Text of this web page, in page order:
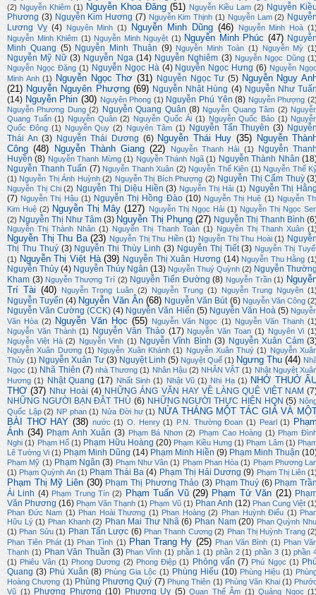
(2) Nguyễn Khiêm (1) Nguyễn Khoa Đăng (51) Nguyễn Kiều Lam (2) Nguyễn
Phương (3) Nguyễn Kim Hương (7) Nguyễn Kim Thịnh (1) Nguyễn Lam (2)
Lương Vỵ (4) Nguyên Minh (1) Nguyễn Minh Dũng (46) Nguyễn Minh Hoà
Nguyễn Minh Khiêm (1) Nguyễn Minh Nguyệt (1) Nguyễn Minh Phúc (47)
Minh Quang (5) Nguyễn Minh Thuận (9) Nguyễn Minh Toàn (1) Nguyễn Mỳ
Nguyễn Mỹ Nữ (3) Nguyễn Nga (14) Nguyễn Nghiêm (3) Nguyễn Ngọc Dũng
Nguyễn Ngọc Đặng (1) Nguyễn Ngọc Hà (4) Nguyễn Ngọc Hưng (6) Nguyễn
Minh Anh (1) Nguyễn Ngọc Thơ (31) Nguyễn Ngọc Tư (5) Nguyễn Nguy
(21) Nguyễn Nguyên Phượng (69) Nguyễn Nhật Hùng (4) Nguyễn Như
(14) Nguyễn Phin (30) Nguyên Phong (1) Nguyễn Phú Yên (8) Nguyễn Phượng
Nguyễn Phương Dung (2) Nguyễn Quang Quân (8) Nguyễn Quang Tâm (2)
Quang Tuấn (1) Nguyễn Quân (2) Nguyễn Quốc Ái (1) Nguyễn Quốc Bảo (1)
Quốc Đông (1) Nguyễn Quy (2) Nguyên Tâm (1) Nguyễn Tấn Thuyên (3)
Thái An (3) Nguyễn Thái Dương (6) Nguyễn Thái Huy (35)
Nguyễn
Công (48) Nguyễn Thành Giang (22) Nguyễn Thanh Hải (1)
Nguyễn
Huyền (8) Nguyễn Thanh Mừng (1) Nguyễn Thánh Ngã (1) Nguyễn Thành Nhân
Nguyễn Thanh Tuấn (7) Nguyễn Thanh Xuân (2) Nguyễn Thế Kiên (1) Nguyễn Thế
(1) Nguyễn Thị Ánh Huỳnh (2) Nguyễn Thị Bích Phượng (2) Nguyễn Thị Cẩm Thuỳ
Nguyễn Thị Chi (2) Nguyễn Thị Diệu Hiền (3) Nguyễn Thị Hải (1) Nguyễn Thị
(7) Nguyễn Thị Hậu (1) Nguyễn Thị Hồng Đào (10) Nguyễn Thị Huệ (1) Nguyễn
Kim Huệ (2) Nguyễn Thị Mây (127) Nguyễn Thị Ngọc Hải (1) Nguyễn Thị Ngọc
(2) Nguyễn Thị Như Tâm (3) Nguyễn Thị Phụng (27) Nguyễn Thị Thanh Bình
Nguyễn Thị Thành Nhân (1) Nguyễn Thị Thanh Toàn (1) Nguyễn Thị Thanh Xuân
Nguyễn Thị Thu Ba (23) Nguyễn Thị Thu Hiền (1) Nguyễn Thị Thu Hoài (1)
Thị Thu Thuý (3) Nguyễn Thị Thùy Linh (3) Nguyễn Thị Tiết (3) Nguyễn Thị
(1) Nguyễn Thị Việt Hà (39) Nguyễn Thị Xuân Hương (14) Nguyễn Thu Hằng
Nguyễn Thủy (4) Nguyễn Thúy Ngân (13) Nguyễn Thuý Quỳnh (2) Nguyễn
Kham (3) Nguyễn Thượng Trí (2) Nguyễn Tiến Đường (8) Nguyễn Trần (1)
Trí Tài (40) Nguyễn Trọng Luân (2) Nguyễn Trung (1) Nguyễn Trung Nguyên
Nguyễn Tuyển (4) Nguyễn Văn Ân (68) Nguyễn Văn Bút (6) Nguyễn Văn Công
Nguyễn Văn Cường (CCK) (4) Nguyễn Văn Hiến (5) Nguyễn Văn Hoà (5)
Văn Hòa (2) Nguyễn Văn Học (55) Nguyễn Văn Ngọc (1) Nguyễn Văn Thanh
Nguyễn Văn Thành (1) Nguyễn Văn Thảo (17) Nguyễn Văn Toan (1) Nguyên Vi
Nguyễn Việt Hà (2) Nguyễn Vinh (1) Nguyễn Vĩnh Bình (3) Nguyễn Xuân Cảm
Nguyễn Xuân Dương (1) Nguyễn Xuân Khánh (1) Nguyễn Xuân Thuỷ (1) Nguyễn
Thủy (1) Nguyễn Xuân Tư (3) Nguyệt Linh (5) Nguyệt Quế (1) Ngưng Thu (44)
Ngọc (1) Nhã Thiên (7) nhà Thương (1) Nhân Hậu (2) NHÂN VẬT (1) Nhật Nguyệt
Hương (1) Nhật Quang (17) Nhất Sinh (1) Nhật Vũ (1) Nhi Hạ (1) NHỚ THUỞ
THƠ (37) Như Hoài (4) NHỮNG ÁNG VĂN HAY VỀ LÀNG QUÊ VIỆT NAM
NHỮNG NGƯỜI BẠN ĐÂT THỦ (6) NHỮNG NGƯỜI THỰC HIỆN HQN (5)
Quốc Lập (2) NP phan (1) Nửa Đời hư (1) NỬA THÁNG MỘT TÁC GIẢ VÀ
BÀI THƠ HAY (38) nước (1) O. Henry (1) P.N. Thường Đoan (1) Pearl (1)
Ánh (34) Phạm Anh Xuân (3) Phạm Bá Nhơn (2) Phạm Cao Hoàng (1) Phạm
Nghi (1) Phạm Hổ (1) Phạm Hữu Hoàng (20) Phạm Kiều Hưng (1) Phạm Lâm (1)
Lê Tường Vi (1) Phạm Minh Dũng (14) Phạm Minh Hiền (9) Phạm Minh Thuận
Phạm Mỹ (1) Phạm Ngân (3) Phạm Như Vân (1) Phạm Phan Hòa (1) Phạm Phương
(1) Phạm Quỳnh An (1) Phạm Thái Ba (4) Phạm Thị Hải Dương (9) Phạm Thị Liên
Phạm Thị Mỹ Liên (30) Phạm Thị Phương Thảo (3) Phạm Thuý (6) Phạm
Ái Linh (4) Phạm Trung Tín (2) Phạm Tuấn Vũ (29) Phạm Tử Văn (21)
Văn Phương (16) Phạm Văn Thạnh (1) Phạm Vũ (1) Phan Anh (12) Phan Cung Việt
Phan Đức Nam (1) Phan Hoài Thương (1) Phan Hoàng (2) Phan Huỳnh Điểu (1)
Hữu Lý (1) Phan Khanh (2) Phan Mai Thư Nhã (6) Phan Nam (20) Phan Quỳnh
(1) Phan Sửu (1) Phan Tấn Lược (6) Phan Thanh Cương (2) Phan Thị Huỳnh Trang
Phan Tiên Phát (1) Phan Tình (1) Phan Trang Hy (25) Phan Văn Bình (1) Phan
Thạnh (1) Phan Văn Thuần (3) Phan Vĩnh (1) phần 1 (1) phần 2 (1) phần 3 (1) phần
(1) Phiêu Vân (1) Phong Dương (2) Phong Điệp (1) Phỏng vấn (7) Phú Ngọc (1)
Quang (3) Phú Xuân (8) Phùng Gia Lộc (1) Phùng Hiếu (10) Phùng Hiệu (1)
Hoàng Chương (1) Phùng Phương Quý (7) Phụng Thiên (1) Phùng Văn Khai (1)
Vũ (1) Phương Phương (10) Phương Uy (5) Quan Thế Âm (1) Quảng Ngọc